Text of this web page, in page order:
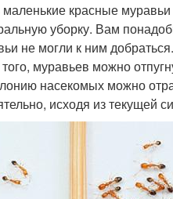
красные
уборку. Вам
не могли к ним
муравьев можно
насекомых можно
исходя из текущей